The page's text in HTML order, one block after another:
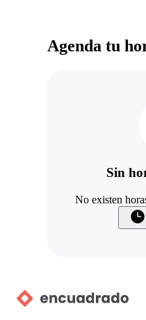
Agenda tu
Sin
No existen